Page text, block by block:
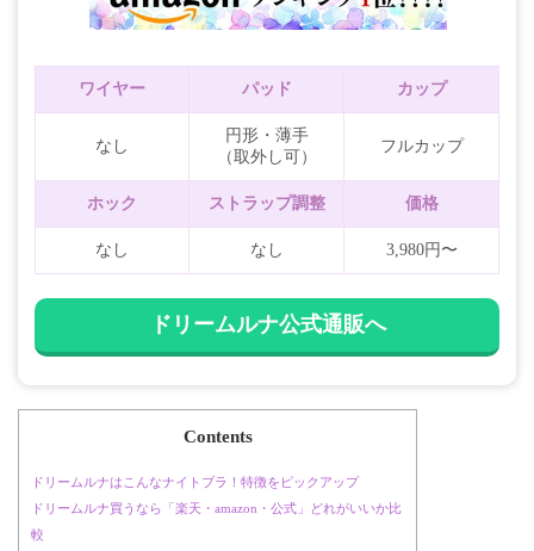
ワイヤー パッド カップ
なし
円形・薄手
（取外し可）
フルカップ
ホック ストラップ調整 価格
なし なし 3,980円〜
ドリームルナ公式通販へ
Contents
ドリームルナはこんなナイトブラ！特徴をピックアップ
ドリームルナ買うなら「楽天・amazon・公式」どれがいいか比
較